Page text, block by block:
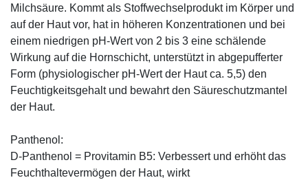
Milchsäure. Kommt als Stoffwechselprodukt im Körper und
auf der Haut vor, hat in höheren Konzentrationen und bei
einem niedrigen pH-Wert von 2 bis 3 eine schälende
Wirkung auf die Hornschicht, unterstützt in abgepufferter
Form (physiologischer pH-Wert der Haut ca. 5,5) den
Feuchtigkeitsgehalt und bewahrt den Säureschutzmantel
der Haut.
Panthenol:
D-Panthenol = Provitamin B5: Verbessert und erhöht das
Feuchthaltevermögen der Haut, wirkt